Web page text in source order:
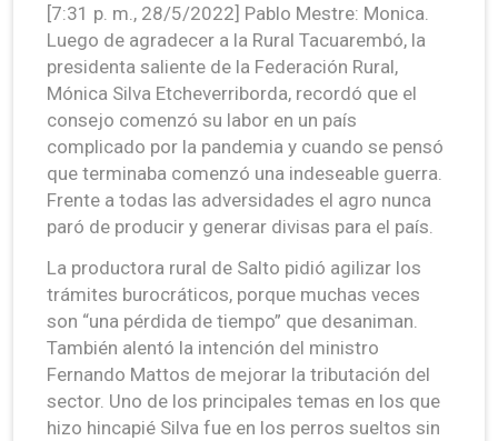
[7:31 p. m., 28/5/2022] Pablo Mestre: Monica.
Luego de agradecer a la Rural Tacuarembó, la
presidenta saliente de la Federación Rural,
Mónica Silva Etcheverriborda, recordó que el
consejo comenzó su labor en un país
complicado por la pandemia y cuando se pensó
que terminaba comenzó una indeseable guerra.
Frente a todas las adversidades el agro nunca
paró de producir y generar divisas para el país.
La productora rural de Salto pidió agilizar los
trámites burocráticos, porque muchas veces
son “una pérdida de tiempo” que desaniman.
También alentó la intención del ministro
Fernando Mattos de mejorar la tributación del
sector. Uno de los principales temas en los que
hizo hincapié Silva fue en los perros sueltos sin